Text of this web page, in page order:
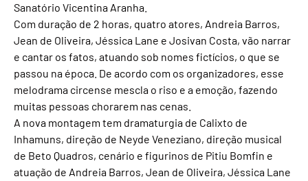
Sanatório Vicentina Aranha.
Com duração de 2 horas, quatro atores, Andreia Barros,
Jean de Oliveira, Jéssica Lane e Josivan Costa, vão narrar
e cantar os fatos, atuando sob nomes fictícios, o que se
passou na época. De acordo com os organizadores, esse
melodrama circense mescla o riso e a emoção, fazendo
muitas pessoas chorarem nas cenas.
A nova montagem tem dramaturgia de Calixto de
Inhamuns, direção de Neyde Veneziano, direção musical
de Beto Quadros, cenário e figurinos de Pitiu Bomfin e
atuação de Andreia Barros, Jean de Oliveira, Jéssica Lane